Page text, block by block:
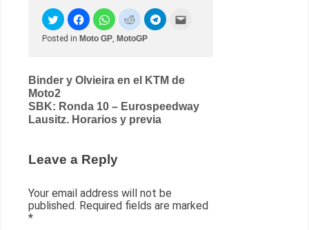
Posted in Moto GP MotoGP
Post
navigation
Binder y Olvieira en el KTM de
Moto2
SBK: Ronda 10 – Eurospeedway
Lausitz. Horarios y previa
Leave a Reply
Your email address will not be
published. Required fields are marked
*